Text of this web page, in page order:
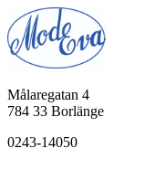
Målaregatan 4
784 33 Borlänge
0243-14050